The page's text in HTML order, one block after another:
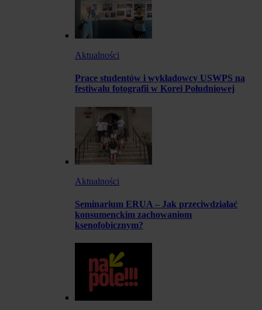
Aktualności
Prace studentów i wykładowcy USWPS na
festiwalu fotografii w Korei Południowej
Aktualności
Seminarium ERUA – Jak przeciwdziałać
konsumenckim zachowaniom
ksenofobicznym?